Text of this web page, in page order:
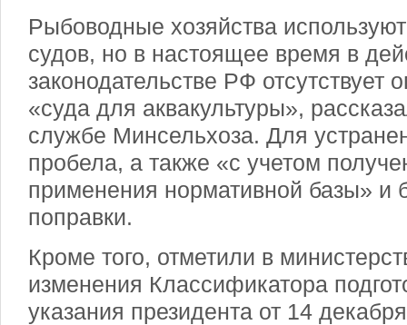
Рыбоводные хозяйства
судов, но в настоящее время в
законодательстве РФ отсутствует
«суда для аквакультуры»,
службе Минсельхоза. Для
пробела, а также «с учетом
применения нормативной базы» и
поправки.
Кроме того, отметили в
изменения Классификатора
указания президента от 14